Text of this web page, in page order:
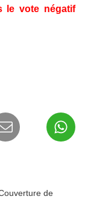
le vote négatif